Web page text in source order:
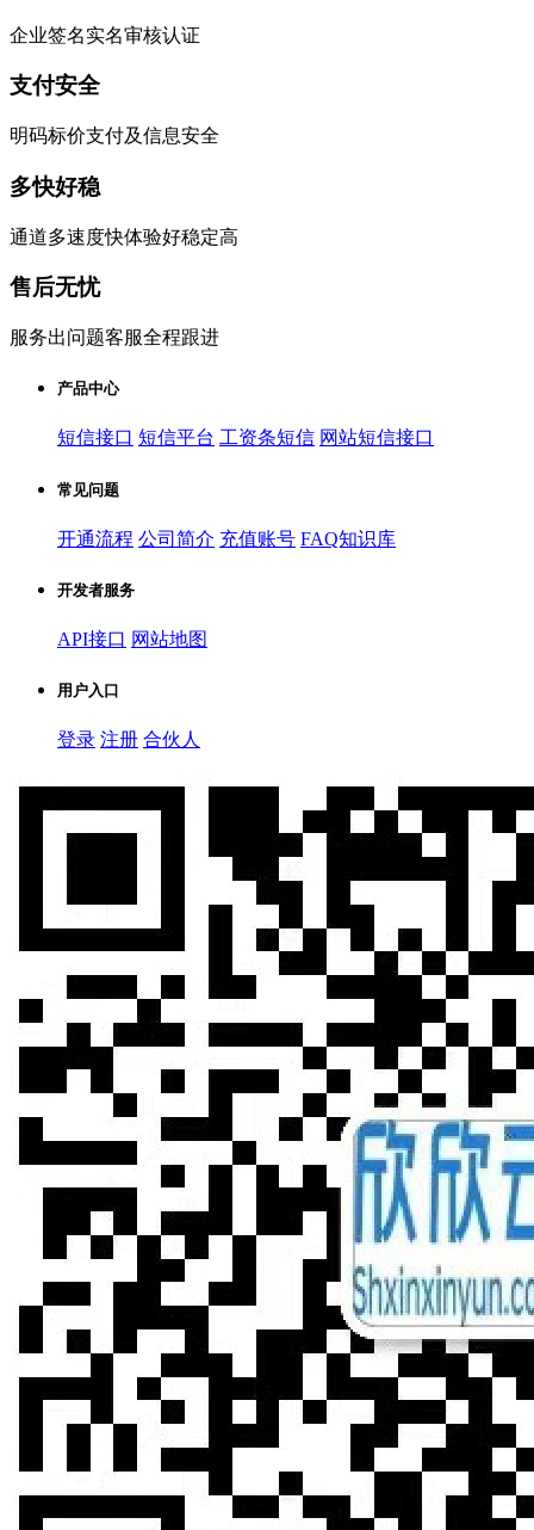
企业签名实名审核认证
支付安全
明码标价支付及信息安全
多快好稳
通道多速度快体验好稳定高
售后无忧
服务出问题客服全程跟进
产品中心
短信接口 短信平台 工资条短信 网站短信接口
常见问题
开通流程 公司简介 充值账号 FAQ知识库
开发者服务
API接口 网站地图
用户入口
登录 注册 合伙人